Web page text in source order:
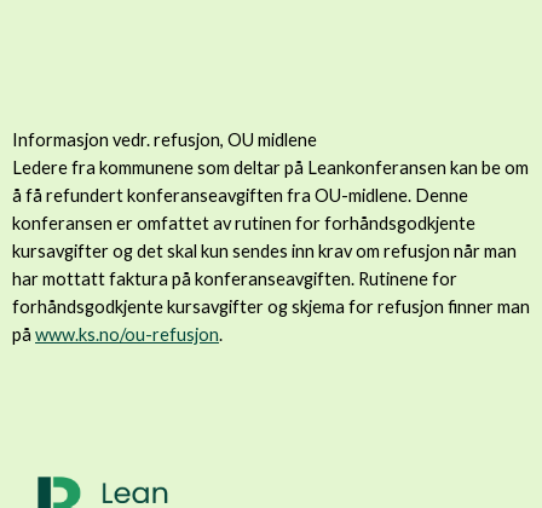
Informasjon vedr. refusjon, OU midlene
Ledere fra kommunene som deltar på Leankonferansen kan be om
å få refundert konferanseavgiften fra OU-midlene. Denne
konferansen er omfattet av rutinen for forhåndsgodkjente
kursavgifter og det skal kun sendes inn krav om refusjon når man
har mottatt faktura på konferanseavgiften. Rutinene for
forhåndsgodkjente kursavgifter og skjema for refusjon finner man
på www.ks.no/ou-refusjon.